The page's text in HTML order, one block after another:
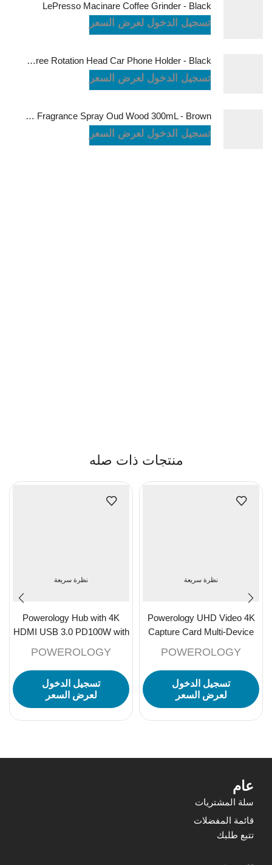
LePresso Macinare Coffee Grinder - Black
تسجيل الدخول لعرض السعر
Powerology Logan Magsafe 360 Degree Rotation Head Car Phone Holder - Black
تسجيل الدخول لعرض السعر
Green Lion Fragrance Spray Oud Wood 300mL - Brown
تسجيل الدخول لعرض السعر
منتجات ذات صله
نظرة سريعة
Powerology UHD Video 4K
Capture Card Multi-Device
POWEROLOGY
تسجيل الدخول
لعرض السعر
نظرة سريعة
Powerology Hub with 4K
HDMI USB 3.0 PD100W with
POWEROLOGY
تسجيل الدخول
لعرض السعر
عام
سلة المشتريات
قائمة المفضلات
تتبع طلبك